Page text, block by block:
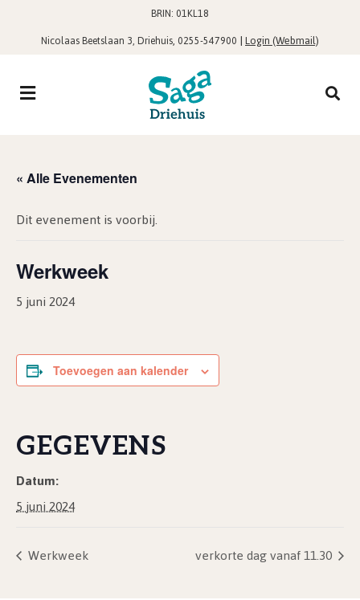
BRIN: 01KL18
Nicolaas Beetslaan 3, Driehuis, 0255-547900 |Login (Webmail)
« Alle Evenementen
Dit evenement is voorbij.
Werkweek
5 juni 2024
Toevoegen aan kalender
GEGEVENS
Datum:
5 juni 2024
Werkweek
verkorte dag vanaf 11.30